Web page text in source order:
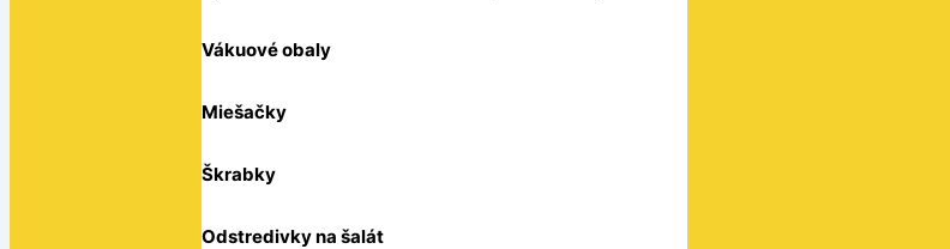
Vákuové obaly
Miešačky
Škrabky
Odstredivky na šalát